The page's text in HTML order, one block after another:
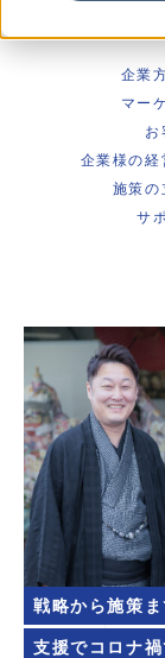
企業
マー
お
企業様の経
施策の
サ
戦略から施策
支援でコロナ